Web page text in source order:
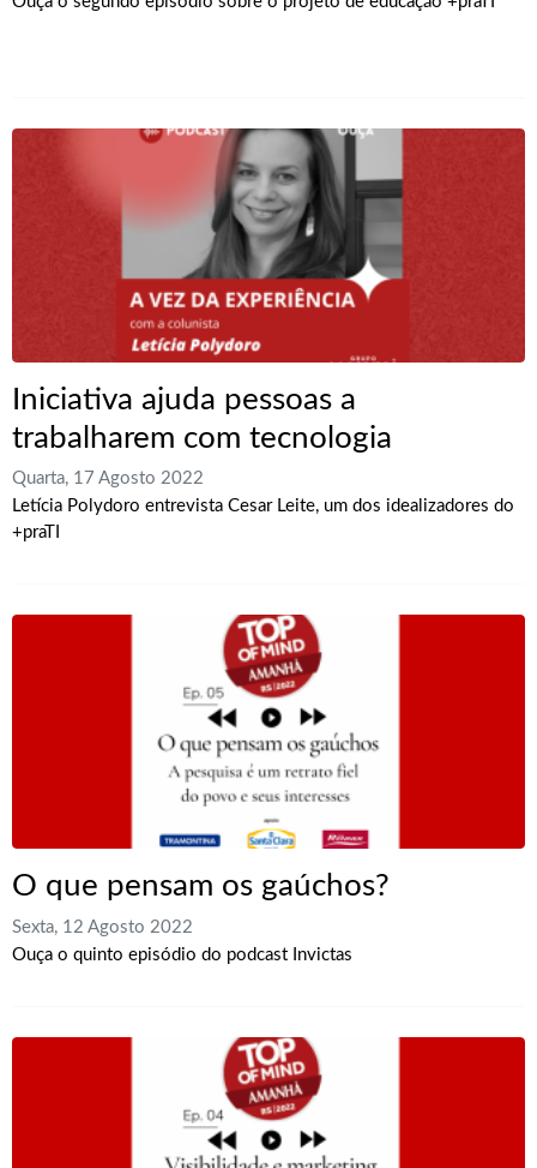
Iniciativa ajuda pessoas a
trabalharem com tecnologia
Quarta, 17 Agosto 2022
Letícia Polydoro entrevista Cesar Leite, um dos idealizadores do
+praTI
O que pensam os gaúchos?
Sexta, 12 Agosto 2022
Ouça o quinto episódio do podcast Invictas